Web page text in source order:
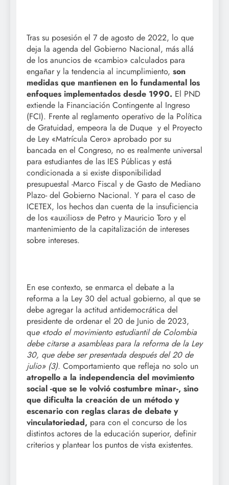
Tras su posesión el 7 de agosto de 2022, lo que
deja la agenda del Gobierno Nacional, más allá
de los anuncios de «cambio» calculados para
engañar y la tendencia al incumplimiento, son
medidas que mantienen en lo fundamental los
enfoques implementados desde 1990. El PND
extiende la Financiación Contingente al Ingreso
(FCI). Frente al reglamento operativo de la Política
de Gratuidad, empeora la de Duque y el Proyecto
de Ley «Matrícula Cero» aprobado por su
bancada en el Congreso, no es realmente universal
para estudiantes de las IES Públicas y está
condicionada a si existe disponibilidad
presupuestal -Marco Fiscal y de Gasto de Mediano
Plazo- del Gobierno Nacional. Y para el caso de
ICETEX, los hechos dan cuenta de la insuficiencia
de los «auxilios» de Petro y Mauricio Toro y el
mantenimiento de la capitalización de intereses
sobre intereses.
En ese contexto, se enmarca el debate a la
reforma a la Ley 30 del actual gobierno, al que se
debe agregar la actitud antidemocrática del
presidente de ordenar el 20 de Junio de 2023,
que «todo el movimiento estudiantil de Colombia
debe citarse a asambleas para la reforma de la Ley
30, que debe ser presentada después del 20 de
julio» (3). Comportamiento que refleja no solo un
atropello a la independencia del movimiento
social -que se le volvió costumbre minar-, sino
que dificulta la creación de un método y
escenario con reglas claras de debate y
vinculatoriedad, para con el concurso de los
distintos actores de la educación superior, definir
criterios y plantear los puntos de vista existentes.